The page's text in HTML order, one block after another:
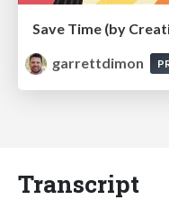
Save Time (by
garrettdimon
Transcript